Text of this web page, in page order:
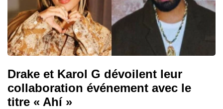
Drake et Karol G dévoilent leur
collaboration événement avec le
titre « Ahí »